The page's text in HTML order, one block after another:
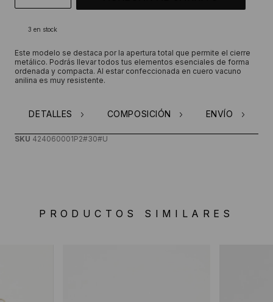
3 en stock
Este modelo se destaca por la apertura total que permite el cierre
metálico. Podrás llevar todos tus elementos esenciales de forma
ordenada y compacta. Al estar confeccionada en cuero vacuno
anilina es muy resistente.
DETALLES COMPOSICIÓN ENVÍO
SKU 424060001P2#30#U
PRODUCTOS SIMILARES